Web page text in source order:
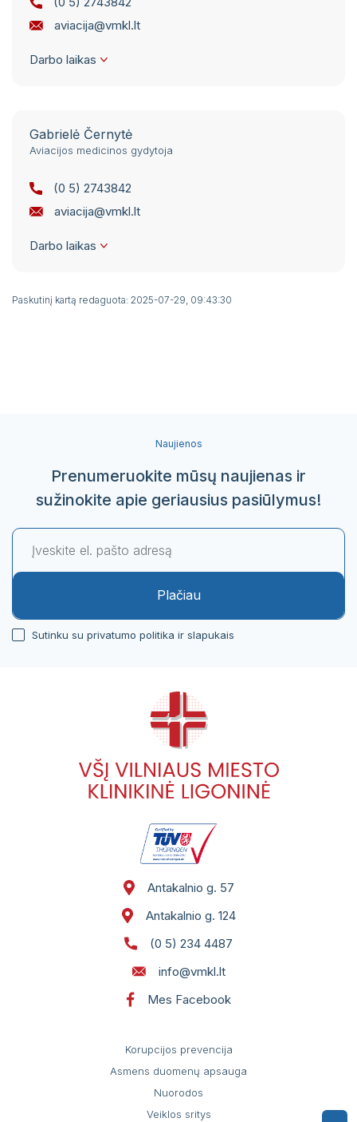
aviacija@vmkl.lt
Darbo laikas
Gabrielė Černytė
Aviacijos medicinos gydytoja
(0 5) 2743842
aviacija@vmkl.lt
Darbo laikas
Paskutinį kartą redaguota: 2025-07-29, 09:43:30
Naujienos
Prenumeruokite mūsų naujienas ir
sužinokite apie geriausius pasiūlymus!
Plačiau
Sutinku su privatumo politika ir slapukais
Antakalnio g. 57
Antakalnio g. 124
(0 5) 234 4487
info@vmkl.lt
Mes Facebook
Korupcijos prevencija
Asmens duomenų apsauga
Nuorodos
Veiklos sritys